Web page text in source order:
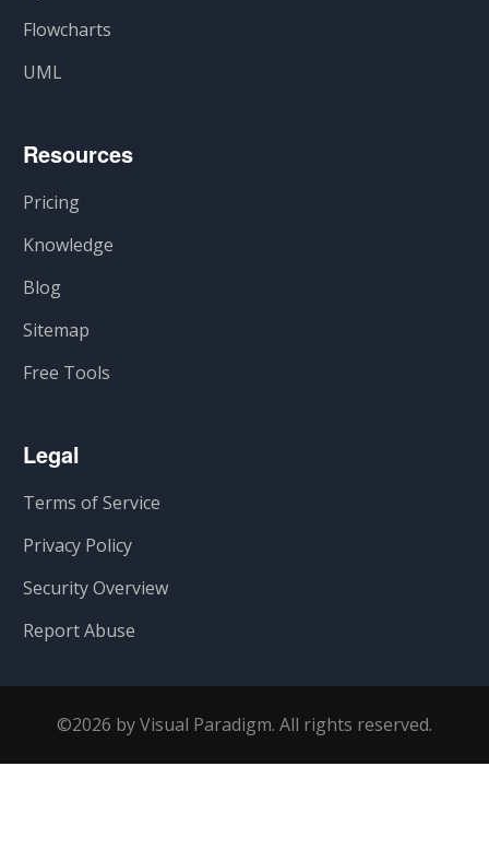
Flowcharts
UML
Resources
Pricing
Knowledge
Blog
Sitemap
Free Tools
Legal
Terms of Service
Privacy Policy
Security Overview
Report Abuse
©2026 by Visual Paradigm. All rights reserved.